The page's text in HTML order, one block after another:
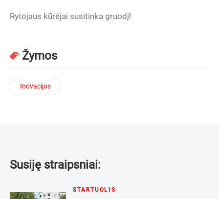
Rytojaus kūrėjai susitinka gruodį!
Žymos
Inovacijos
Susiję straipsniai:
STARTUOLIS